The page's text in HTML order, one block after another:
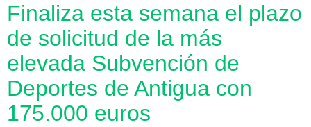
Finaliza esta semana el plazo
de solicitud de la más
elevada Subvención de
Deportes de Antigua con
175.000 euros